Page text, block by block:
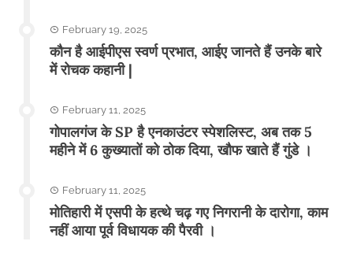
February 19, 2025
कौन है आईपीएस स्वर्ण प्रभात, आईए जानते हैं उनके बारे
में रोचक कहानी |
February 11, 2025
गोपालगंज के SP है एनकाउंटर स्पेशलिस्ट, अब तक 5
महीने में 6 कुख्यातों को ठोक दिया, खौफ खाते हैं गुंडे ।
February 11, 2025
मोतिहारी में एसपी के हत्थे चढ़ गए निगरानी के दारोगा, काम
नहीं आया पूर्व विधायक की पैरवी ।